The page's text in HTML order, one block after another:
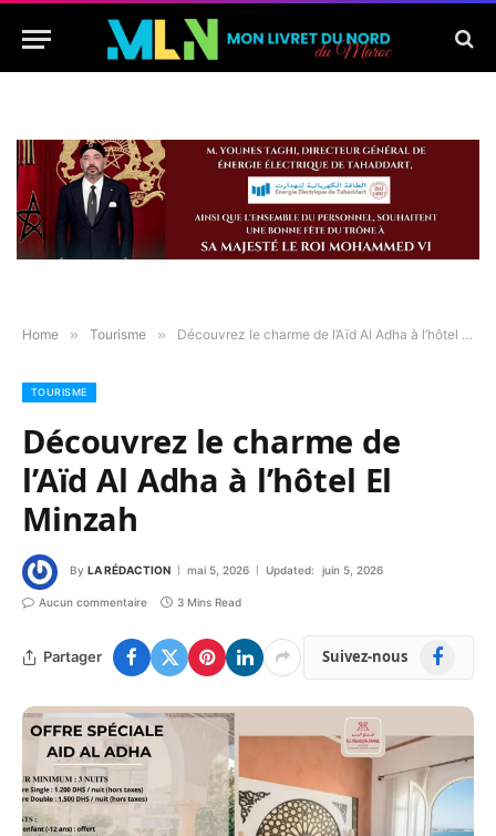
Home » Tourisme » Découvrez le charme de l’Aïd Al Adha à l’hôtel El Minzah
TOURISME
Découvrez le charme de
l’Aïd Al Adha à l’hôtel El
Minzah
By LA RÉDACTION mai 5, 2026 Updated: juin 5, 2026
Aucun commentaire 3 Mins Read
Partager Suivez-nous Facebook